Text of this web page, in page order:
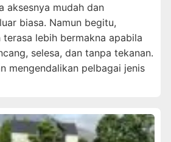
aksesnya mudah dan
biasa. Namun begitu,
terasa lebih bermakna apabila
selesa, dan tanpa tekanan.
mengendalikan pelbagai jenis